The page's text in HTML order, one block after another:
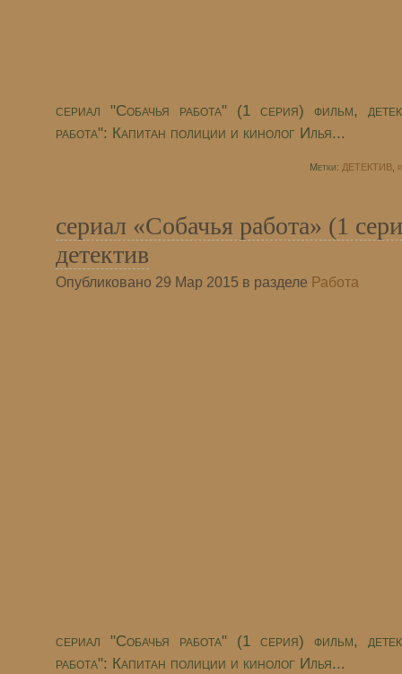
сериал "Собачья работа" (1 серия) фильм,
работа": Капитан полиции и кинолог Илья...
Метки: ДЕТЕКТИВ,
сериал «Собачья работа» (1
детектив
Опубликовано 29 Мар 2015 в разделе Работа
сериал "Собачья работа" (1 серия) фильм,
работа": Капитан полиции и кинолог Илья...